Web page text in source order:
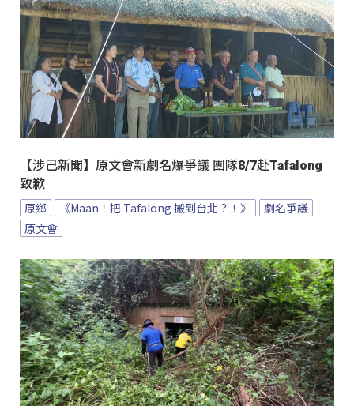
【涉己新聞】原文會新劇名爆爭議 團隊8/7赴Tafalong
致歉
原鄉 《Maan！把 Tafalong 搬到台北？！》
劇名爭議
原文會